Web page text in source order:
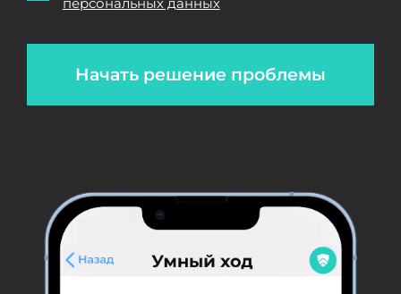
Начать решение проблемы
персональных данных